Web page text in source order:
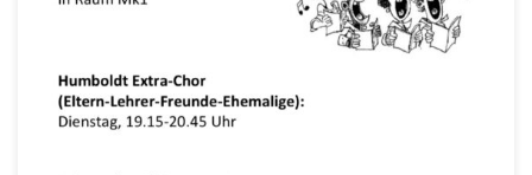
Unsere Chöre werden neu aufgestellt und haben zum Teil neue